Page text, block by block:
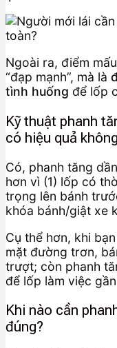
Ngoài ra, điểm
“đạp mạnh”, mà là
tình huống để lốp
Kỹ thuật phanh
có hiệu quả
Có, phanh tăng
hơn vì (1) lốp có
trọng lên bánh
khóa bánh/giật xe
Cụ thể hơn, khi
mặt đường trơn,
trượt; còn phanh
để lốp làm việc
Khi nào cần
đúng?